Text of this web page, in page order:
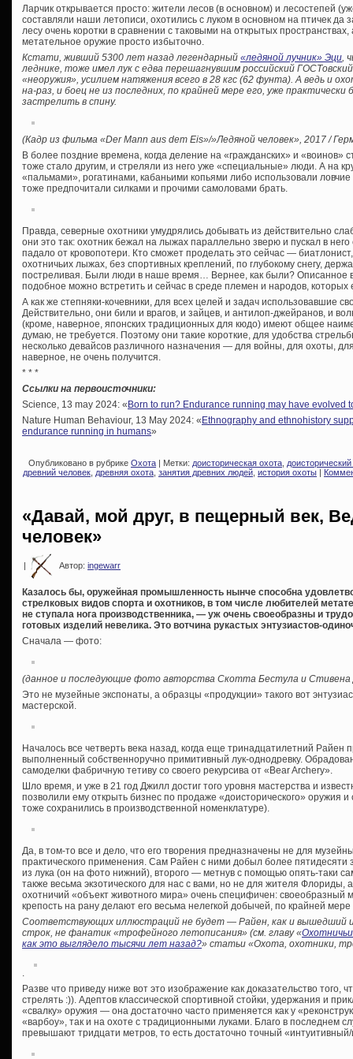
Ларчик открывается просто: жители лесов (в основном) и лесостепей
составляли наши летописи, охотились с луком в основном на птичек да
лесу очень коротки в сравнении с таковыми на открытых
метательное оружие просто избыточно.
Кстати, живший 5300 лет назад легендарный «ледяной лучник» Эци,
леднике, тоже имел лук с едва перешагнувшим российский
«неоружия», усилием натяжения всего в 28 кгс (62 фунта). А ведь и
на-раз, и боец не из последних, по крайней мере его, уже практически
застрелить в спину.
(Кадр из фильма «Der Mann aus dem Eis»/»Ледяной человек», 2017 /
В более поздние времена, когда деление на «гражданских» и
тоже стало другим, и стреляли из него уже «специальные» люди. А на
«пальмами», рогатинами, кабаньими копьями либо использовали
тоже предпочитали силками и прочими самоловами брать.
Правда, северные охотники умудрялись добывать из действительно
они это так: охотник бежал на лыжах параллельно зверю и пускал в
падало от кровопотери. Кто сможет проделать это сейчас —
охотничьих лыжах, без спортивных креплений, по глубокому снегу,
постреливая. Были люди в наше время… Вернее, как были? Описанное
подобное можно встретить и сейчас в среде племен и народов,
А как же степняки-кочевники, для всех целей и задач использовавшие
Действительно, они били и врагов, и зайцев, и антилоп-джейранов, и
(кроме, наверное, японских традиционных для кюдо) имеют общее
думаю, не требуется. Поэтому они такие короткие, для удобства
несколько девайсов различного назначения — для войны, для охоты,
наверное, не очень получится.
* * *
Ссылки на первоисточники:
Science, 13 may 2024: « Born to run? Endurance running may have evolved
Nature Human Behaviour, 13 May 2024: « Ethnography and ethnohistory
endurance running in humans»
Опубликовано в рубрике Охота | Метки: доисторическая охота
древний человек древняя охота занятия древних людей история охоты
«Давай, мой друг, в пещерный век,
человек»
| Автор: ingewarr
Казалось бы, оружейная промышленность нынче способна
стрелковых видов спорта и охотников, в том числе любителей
не ступала нога производственника, — уж очень своеобразны и
готовых изделий невелика. Это вотчина рукастых энтузиастов-
Сначала — фото:
(данное и последующие фото авторства Скотта Бестула и Стивена
Это не музейные экспонаты, а образцы «продукции» такого вот
мастерской.
Началось все четверть века назад, когда еще тринадцатилетний
выполненный собственноручно примитивный лук-однодревку.
самоделки фабричную тетиву со своего рекурсива от «Bear Archery».
Шло время, и уже в 21 год Джилл достиг того уровня мастерства и
позволили ему открыть бизнес по продаже «доисторического» оружия
тоже сохранились в производственной номенклатуре).
Да, в том-то все и дело, что его творения предназначены не для
практического применения. Сам Райен с ними добыл более пятидесяти
из лука (он на фото нижний), второго — метнув с помощью опять-таки
также весьма экзотического для нас с вами, но не для жителя Флориды,
охотничий «объект животного мира» очень специфичен: своеобразный
крепость на рану делают его весьма нелегкой добычей, по крайней
Соответствующих иллюстраций не будет — Райен, как и вышедший
строк, не фанатик «трофейного летописания» (см. главу «
как это выглядело тысячи лет назад?» статьи «Охота, охотники,
.
Разве что приведу ниже вот это изображение как доказательство того,
стрелять :)). Адептов классической спортивной стойки, удержания и
«свалку» оружия — она достаточно часто применяется как у
«варбоу», так и на охоте с традиционными луками. Благо в последнем
превышают тридцати метров, то есть достаточно точный